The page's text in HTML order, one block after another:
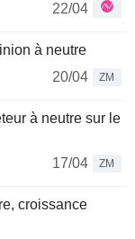
22/04
à neutre
20/04
ZM
à neutre sur le
17/04
ZM
croissance